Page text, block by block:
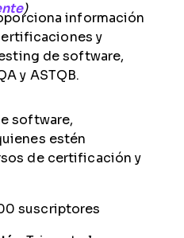
)
información
y
de software,
y ASTQB.
software,
estén
de certificación y
suscriptores